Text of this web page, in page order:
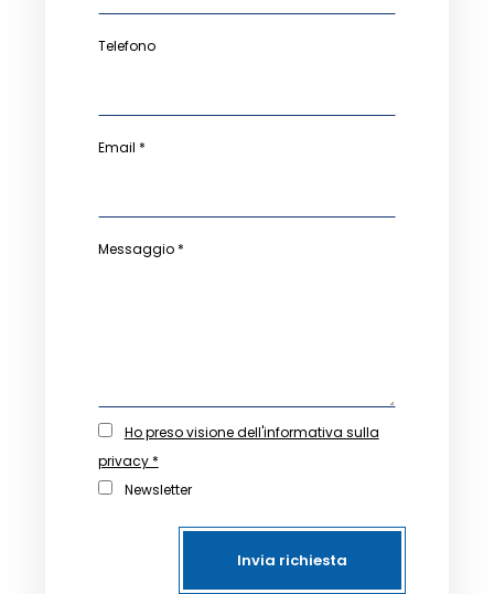
Telefono
Email *
Messaggio *
Ho preso visione dell'informativa sulla
privacy *
Newsletter
Invia richiesta